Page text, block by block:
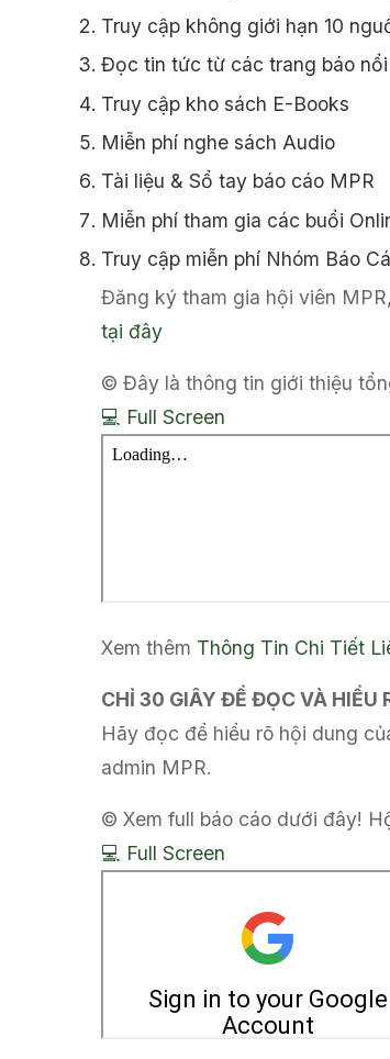
Truy cập không giới hạn 10
Đọc tin tức từ các trang báo
Truy cập kho sách E-Books
Miễn phí nghe sách Audio
Tài liệu & Sổ tay báo cáo MPR
Miễn phí tham gia các buổi
Truy cập miễn phí Nhóm Báo
Đăng ký tham gia hội viên
tại đây
© Đây là thông tin giới thiệu
💻 Full Screen
Xem thêm Thông Tin Chi Tiết
CHỈ 30 GIÂY ĐỂ ĐỌC VÀ HIỂU
Hãy đọc để hiểu rõ hội dung
admin MPR.
© Xem full báo cáo dưới đây!
💻 Full Screen